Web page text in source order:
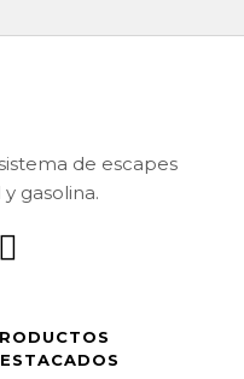
de escapes
gasolina.